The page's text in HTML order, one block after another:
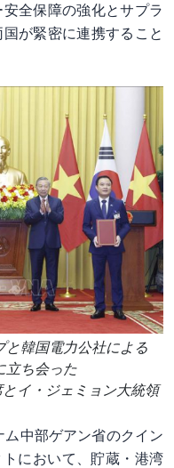
全保障の強化とサプラ
が緊密に連携すること
と韓国電力公社による
立ち会った
イ・ジェミョン大統領
ム中部ゲアン省のクイン
において、貯蔵・港湾